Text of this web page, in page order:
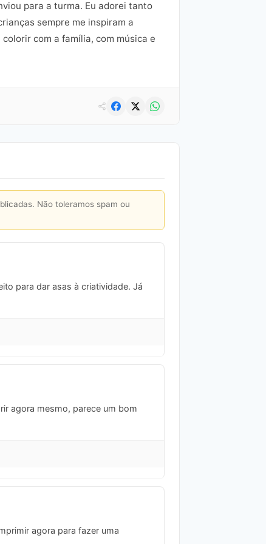
para a turma. Eu adorei tanto
sempre me inspiram a
com a família, com música e
Não toleramos spam ou
para dar asas à criatividade. Já
agora mesmo, parece um bom
agora para fazer uma